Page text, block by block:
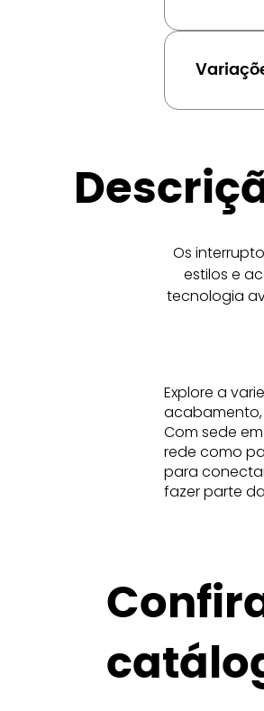
Os
estilos e
tecnologia
Explore a
acabamento,
Com sede
rede como
para
fazer parte